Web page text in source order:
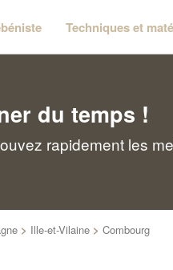
Techniques et
du temps !
rapidement les
> Ille-et-Vilaine > Combourg